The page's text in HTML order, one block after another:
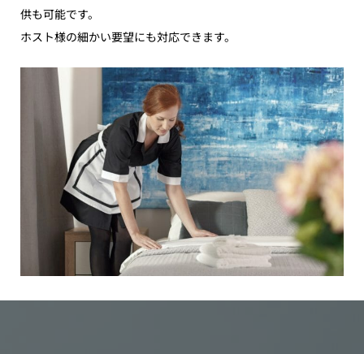
供も可能です。
ホスト様の細かい要望にも対応できます。